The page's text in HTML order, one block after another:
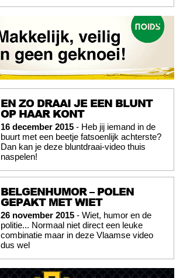
EN ZO DRAAI JE EEN BLUNT
OP HAAR KONT
16 december 2015 - Heb jij iemand in de
buurt met een beetje fatsoenlijk achterste?
Dan kan je deze bluntdraai-video thuis
naspelen!
BELGENHUMOR – POLEN
GEPAKT MET WIET
26 november 2015 - Wiet, humor en de
politie... Normaal niet direct een leuke
combinatie maar in deze Vlaamse video
dus wel